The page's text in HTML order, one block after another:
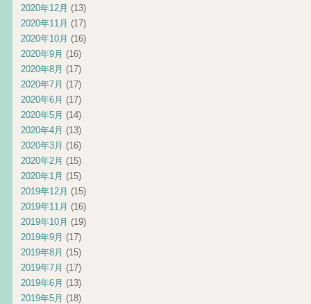
2020年12月 (13)
2020年11月 (17)
2020年10月 (16)
2020年9月 (16)
2020年8月 (17)
2020年7月 (17)
2020年6月 (17)
2020年5月 (14)
2020年4月 (13)
2020年3月 (16)
2020年2月 (15)
2020年1月 (15)
2019年12月 (15)
2019年11月 (16)
2019年10月 (19)
2019年9月 (17)
2019年8月 (15)
2019年7月 (17)
2019年6月 (13)
2019年5月 (18)